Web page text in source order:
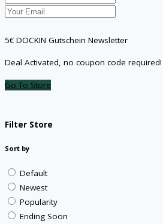
5€ DOCKIN Gutschein Newsletter
Deal Activated, no coupon code required!
Go To Store
Filter Store
Sort by
Default
Newest
Popularity
Ending Soon